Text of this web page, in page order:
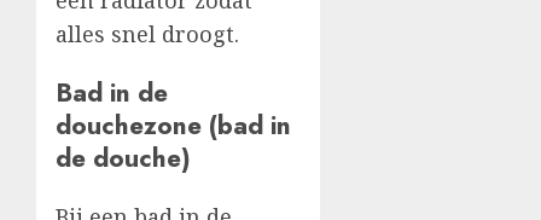
alles snel droogt.
Bad in de
douchezone (bad in
de douche)